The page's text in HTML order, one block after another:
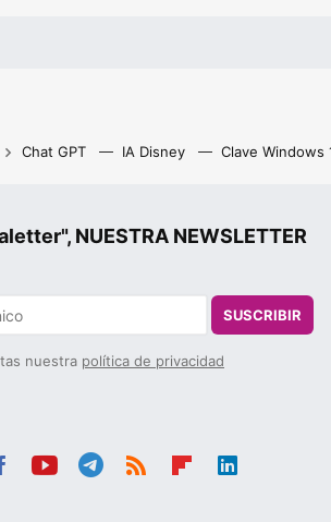
Chat GPT IA Disney Clave Windows
NUESTRA NEWSLETTER
SUSCRIBIR
nuestra política de privacidad